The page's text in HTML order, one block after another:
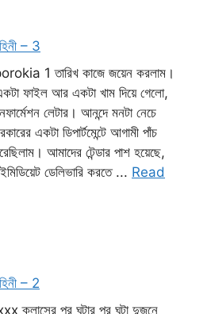
– 3
1 তারিখ কাজে জয়েন করলাম।
ফাইল আর একটা খাম দিয়ে গেলো,
লেটার। আনন্দে মনটা নেচে
একটা ডিপার্টমেন্টে আগামী পাঁচ
আমাদের টেন্ডার পাশ হয়েছে,
ডেলিভারি করতে ... Read
– 2
পর ঘন্টার পর ঘন্টা দুজনে